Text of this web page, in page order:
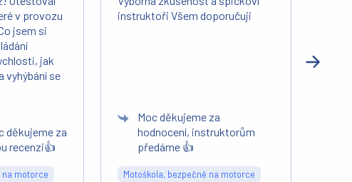
v provozu
jsem si
jak
vyhýbání se
děkujeme za
recenzi👍
na motorce
instruktoři Všem doporučuji
Moc děkujeme za
hodnocení, instruktorům
předáme 👍
Motoškola, bezpečně na motorce